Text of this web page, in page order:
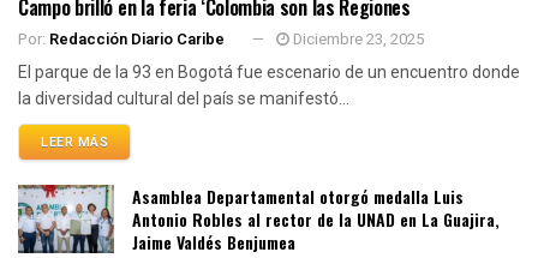
Campo brilló en la feria ‘Colombia son las Regiones
Por: Redacción Diario Caribe Diciembre 23, 2025
El parque de la 93 en Bogotá fue escenario de un encuentro donde
la diversidad cultural del país se manifestó...
LEER MÁS
Asamblea Departamental otorgó medalla Luis
Antonio Robles al rector de la UNAD en La Guajira,
Jaime Valdés Benjumea